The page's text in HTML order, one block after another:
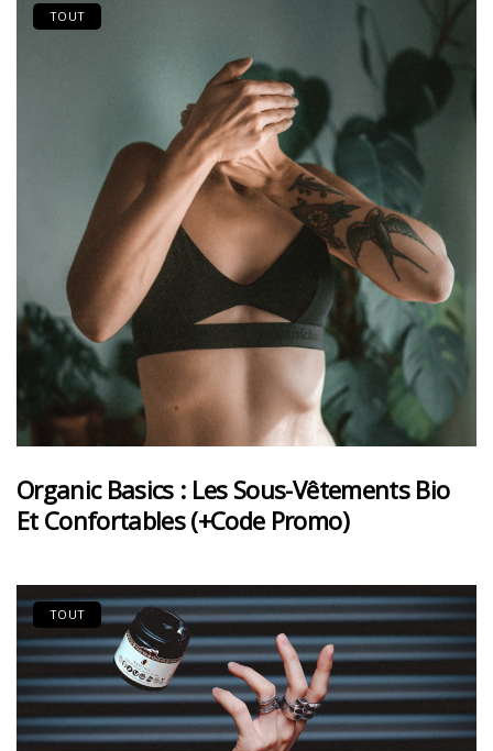
TOUT
Organic Basics : Les Sous-Vêtements Bio
Et Confortables (+code Promo)
TOUT